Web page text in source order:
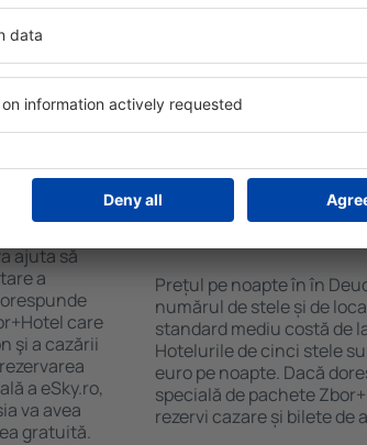
că veți
de căutare
adăugați
oaspeți. Cele mai
cu SPA, mini bar/seif în
masa, zonă de joacă
informative despre cele
zonă. Unele proprietăți
Uneori, acestea
ajuta să
a
care
şi a cazării
a eSky.ro,
va avea
gratuită.
Cât costă o
Prețul pe noapte în în
numărul de stele și de
standard mediu costă de
Hotelurile de cinci stele
euro pe noapte. Dacă
specială de pachete
rezervi cazare și bilete de